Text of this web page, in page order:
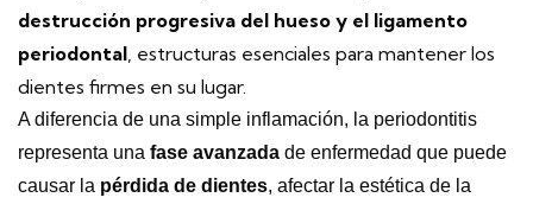
destrucción progresiva del hueso y el ligamento
periodontal , estructuras esenciales para mantener los
dientes firmes en su lugar.
A diferencia de una simple inflamación, la periodontitis
representa una fase avanzada de enfermedad que puede
causar la pérdida de dientes, afectar la estética de la